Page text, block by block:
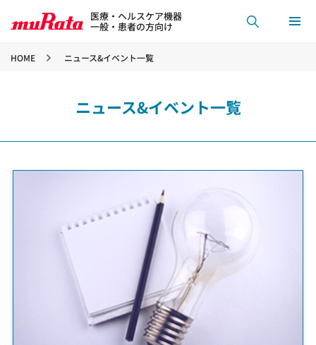
医療・ヘルスケア機器
一般・患者の方向け
HOME ニュース&イベント一覧
ニュース&イベント一覧